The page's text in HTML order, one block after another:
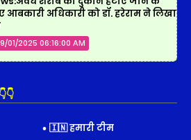
आबकारी अधिकारी को डॉ. हरेराम ने लिखा
9/01/2025 06:16:00 AM
🇮🇳 हमारी टीम